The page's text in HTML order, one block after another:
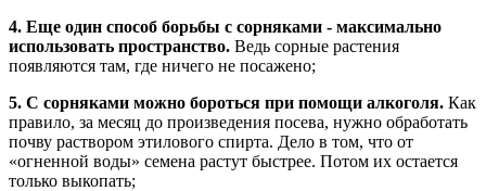
4. Еще один способ борьбы с сорняками - максимально
использовать пространство. Ведь сорные растения
появляются там, где ничего не посажено;
5. С сорняками можно бороться при помощи алкоголя. Как
правило, за месяц до произведения посева, нужно обработать
почву раствором этилового спирта. Дело в том, что от
«огненной воды» семена растут быстрее. Потом их остается
только выкопать;